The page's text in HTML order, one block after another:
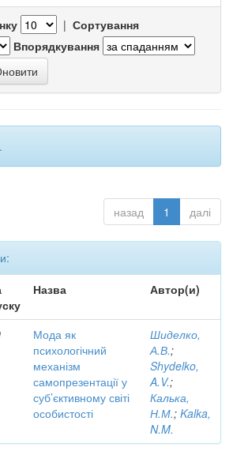
| Сортування
Впорядкування
назад 1 далі
Назва Автор(и)
Мода як
психологічний
механізм
самопрезентації у
суб’єктивному світі
особистості
Шиделко,
А.В.;
Shydelko,
A.V.;
Калька,
Н.М.; Kalka,
N.M.